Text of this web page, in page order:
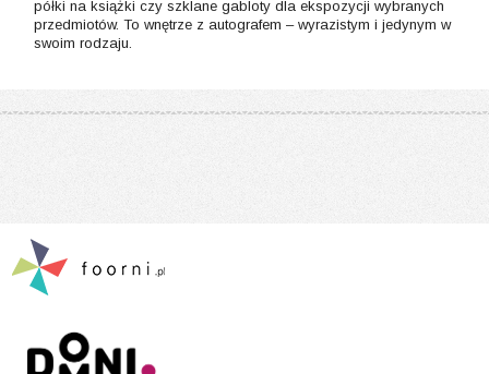
półki na książki czy szklane gabloty dla ekspozycji wybranych
przedmiotów. To wnętrze z autografem – wyrazistym i jedynym w
swoim rodzaju.